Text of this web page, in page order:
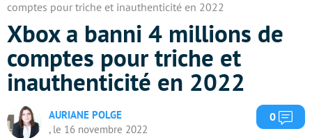
comptes pour triche et inauthenticité en 2022
Xbox a banni 4 millions de
comptes pour triche et
inauthenticité en 2022
AURIANE POLGE
, le 16 novembre 2022
0